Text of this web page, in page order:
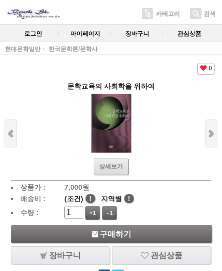
카테고리 검색
로그인 마이페이지 장바구니 관심상품
현대문학일반 한국문학론/문학사
0
문학교육의 사회학을 위하여
상세보기
상품가 : 7,000원
배송비 :
(조건) ! 지역별
!
수량 :
+1 -1
구매하기
장바구니 관심상품